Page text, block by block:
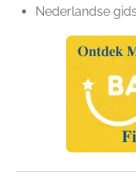
Nederlandse gids